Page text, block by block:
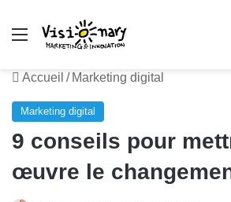
Menu
Accueil / Marketing digital
Marketing digital
9 conseils pour
œuvre le